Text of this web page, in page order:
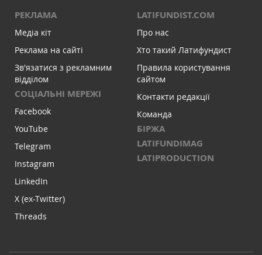
РЕКЛАМА
Медіа кіт
Реклама на сайті
Зв'язатися з рекламним
відділом
СОЦІАЛЬНІ МЕРЕЖІ
Facebook
YouTube
Telegram
Instagram
LinkedIn
X (ex-Twitter)
Threads
LATIFUNDIST.COM
Про нас
Хто такий Латифундист
Правила користування
сайтом
Контакти редакції
Команда
БІРЖА
LATIFUNDIMAG
LATIPRODUCTION